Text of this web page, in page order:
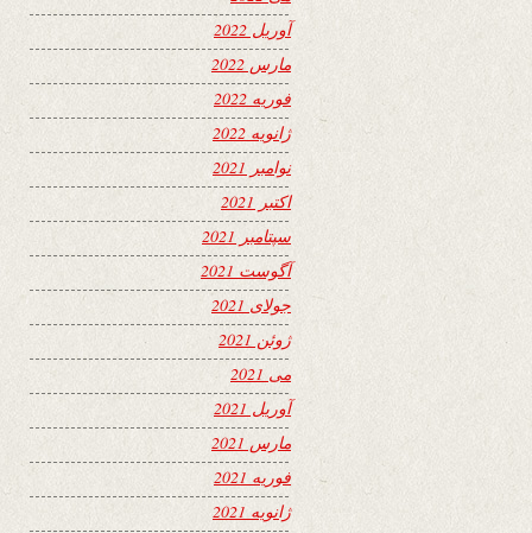
آوریل 2022
مارس 2022
فوریه 2022
ژانویه 2022
نوامبر 2021
اکتبر 2021
سپتامبر 2021
آگوست 2021
جولای 2021
ژوئن 2021
می 2021
آوریل 2021
مارس 2021
فوریه 2021
ژانویه 2021